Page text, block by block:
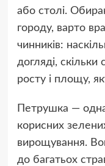
або столі.
городу, варто
чинників:
догляді, скільки
росту і площу,
Петрушка —
корисних
вирощування.
до багатьох